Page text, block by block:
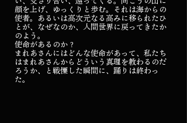
顔を上げ、ゆっくりと歩む。それは海からの
使者。あるいは高次元なる高みに移られたひ
とが、なぜなのか、人間世界に戻ってきたか
のよう。
使命があるのか？
まれあさんにはどんな使命があって、私たち
はまれあさんからどういう真理を教わるのだ
ろうか、と戦慄した瞬間に、踊りは終わっ
た。